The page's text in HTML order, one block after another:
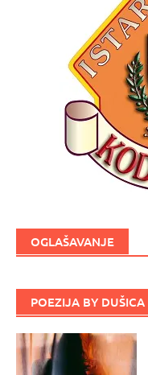
OGLAŠAVANJE
POEZIJA BY DUŠICA